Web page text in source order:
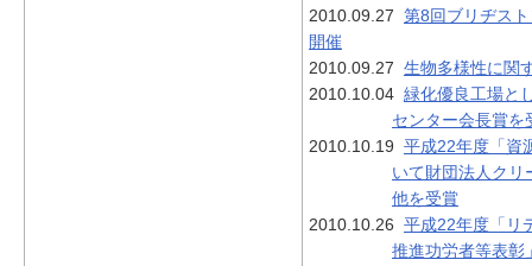
2010.09.27 第8回ブリヂス
開催
2010.09.27 生物多様性に関
2010.10.04 緑化優良工場と
センター会長賞を
2010.10.19 平成22年度「資
いて財団法人クリ
他を受賞
2010.10.26 平成22年度「リ
推進功労者等表彰